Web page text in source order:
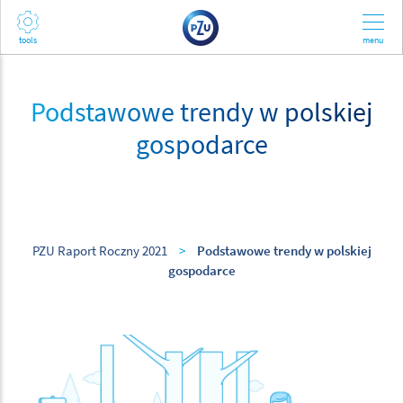
Podstawowe trendy w polskiej
gospodarce
PZU Raport Roczny 2021 >
Podstawowe trendy w polskiej
gospodarce